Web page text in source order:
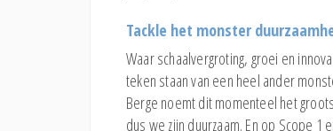
Tackle het monster
Waar schaalvergroting, groei en
teken staan van een heel ander
Berge noemt dit momenteel het
dus we zijn duurzaam. En op Scope